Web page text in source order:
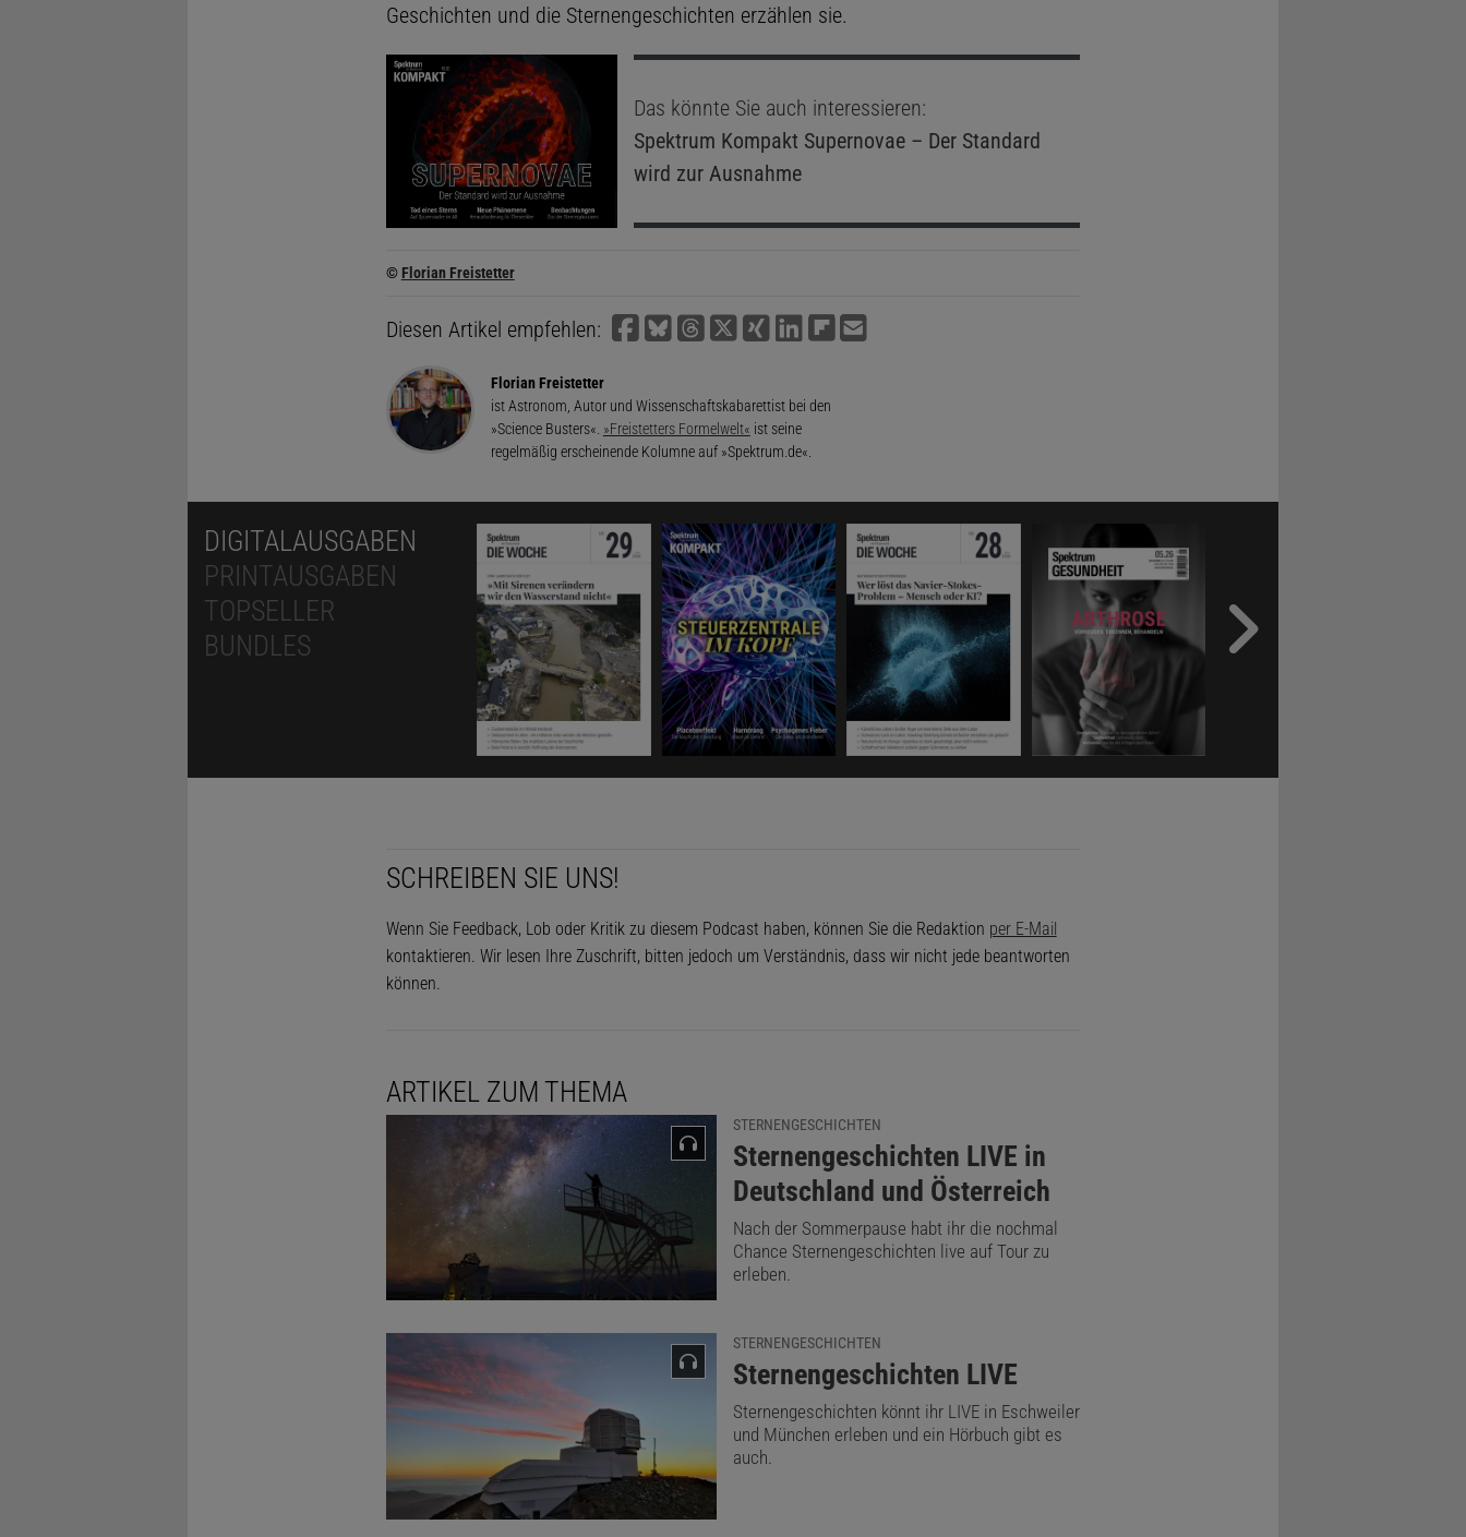
Geschichten und die Sternengeschichten erzählen sie.
Das könnte Sie auch interessieren:
Spektrum Kompakt Supernovae – Der Standard
wird zur Ausnahme
© Florian Freistetter
Diesen Artikel empfehlen:
Florian Freistetter
ist Astronom, Autor und Wissenschaftskabarettist bei den
»Science Busters«. »Freistetters Formelwelt« ist seine
regelmäßig erscheinende Kolumne auf »Spektrum.de«.
DIGITALAUSGABEN
PRINTAUSGABEN
TOPSELLER
BUNDLES
SCHREIBEN SIE UNS!
Wenn Sie Feedback, Lob oder Kritik zu diesem Podcast haben, können Sie die Redaktion per E-Mail
kontaktieren. Wir lesen Ihre Zuschrift, bitten jedoch um Verständnis, dass wir nicht jede beantworten
können.
ARTIKEL ZUM THEMA
STERNENGESCHICHTEN
:
Sternengeschichten LIVE in
Deutschland und Österreich
Nach der Sommerpause habt ihr die nochmal
Chance Sternengeschichten live auf Tour zu
erleben.
STERNENGESCHICHTEN
:
Sternengeschichten LIVE
Sternengeschichten könnt ihr LIVE in Eschweiler
und München erleben und ein Hörbuch gibt es
auch.